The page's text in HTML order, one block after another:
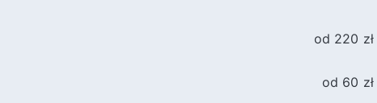
od 220 zł
od 60 zł